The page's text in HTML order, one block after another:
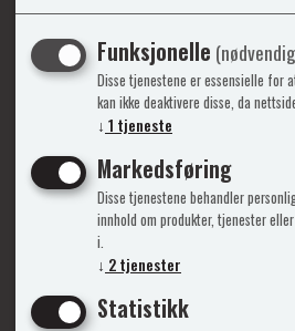
Info
Gavekort
Kontakt Oss
Support&Service
Om Oss
Funksjonelle
Disse tjenestene er essensielle for
kan ikke deaktivere disse, da
↓ 1 tjeneste
Markedsføring
Disse tjenestene behandler
innhold om produkter, tjenester
i.
↓ 2tjenester
Statistikk